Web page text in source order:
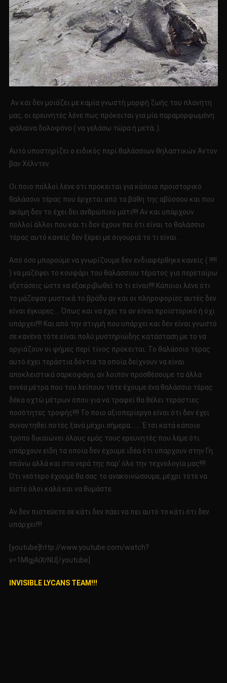
Αν και δεν μοιάζει με καμία γνωστή μορφή ζωής του πλανήτη
μας, οι ερευνητές λένε πως πρόκειται για μία παραμορφωμένη
φάλαινα δολοφόνο ( να γελάσω τώρα ή μετά; ).
Αυτό υποστηρίζει ο ειδικός περί θαλάσσιων θηλαστικών Άντον
βαν Χέλντεν.
Οι ποιο πολλοί λένε ότι πρόκειται για κάποιο προϊστορικό
θαλάσσιο τέρας που έρχεται από τα βάθη της αβύσσου και που
ακόμη δεν το έχει δει ανθρώπινο μάτι!!!! Αν και υπάρχουν
πολλοί άλλοι που και τι δεν έχουν πει ότι είναι το θαλάσσιο
τέρας αυτό κανείς δεν ξέρει με σιγουριά το τι είναι .
Από όσο μπορούμε να γνωρίζουμε δεν ενδιαφέρθηκε κανείς ( !!!!!
) να μαζέψει το κουφάρι του θαλάσσιου τέρατος για περεταίρω
εξετάσεις ώστε να εξακριβωθεί το τι είναι!!!! Κάποιοι λένε ότι
το μάζεψαν μυστικά το βράδυ αν και οι πληροφορίες αυτές δεν
είναι έγκυρες…. Όπως και να έχει το αν είναι προϊστορικό ή όχι
υπάρχει!!!! Και από την στιγμή που υπάρχει και δεν είναι γνωστό
σε κανένα τότε είναι πολύ μυστηριώδης κατάσταση με το να
οργιάζουν οι φήμες περί τίνος πρόκειται. Το θαλάσσιο τέρας
αυτό έχει τεράστια δόντια τα οποία δείχνουν να είναι
αποκλειστικά σαρκοφάγο, αν λοιπόν προσθέσουμε τα άλλα
εννέα μέτρα που του λείπουν τότε έχουμε ένα θαλάσσιο τέρας
δέκα οχτώ μέτρων όπου για να τραφεί θα θέλει τεράστιες
ποσότητες τροφής!!!! Το ποιο αξιοπερίεργο είναι ότι δεν έχει
συναντηθεί ποτές ξανά μέχρι σήμερα……. Έτσι κατά κάποιο
τρόπο δικαιώνει όλους εμάς τους ερευνητές που λέμε ότι
υπάρχουν είδη τα οποία δεν έχουμε ιδέα ότι υπάρχουν στην Γη
επάνω αλλά και στα νερά της παρ’ όλο την τεχνολογία μας!!!!
Ότι νεότερο έχουμε θα σας το ανακοινώσουμε, μέχρι τότε να
είστε όλοι καλά και να θυμάστε.
Αν δεν πιστεύετε σε κάτι δεν πάει να πει αυτό το κάτι ότι δεν
υπάρχει!!!!
[youtube]http://www.youtube.com/watch?
v=1MIgjAiXrNU[/youtube]
INVISIBLE LYCANS TEAM!!!